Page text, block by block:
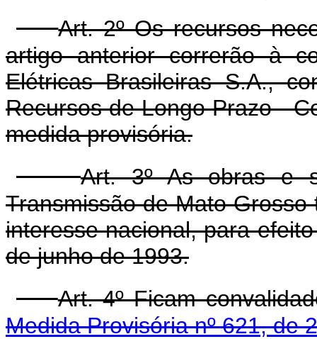
Art. 2º Os recursos
artigo anterior correrão à
Elétricas Brasileiras S.A.,
Recursos de Longo Prazo -
medida provisória.
Art. 3º As obras e
Transmissão de Mato
interesse nacional, para
de junho de 1993.
Art. 4º Ficam
Medida Provisória nº 621, de